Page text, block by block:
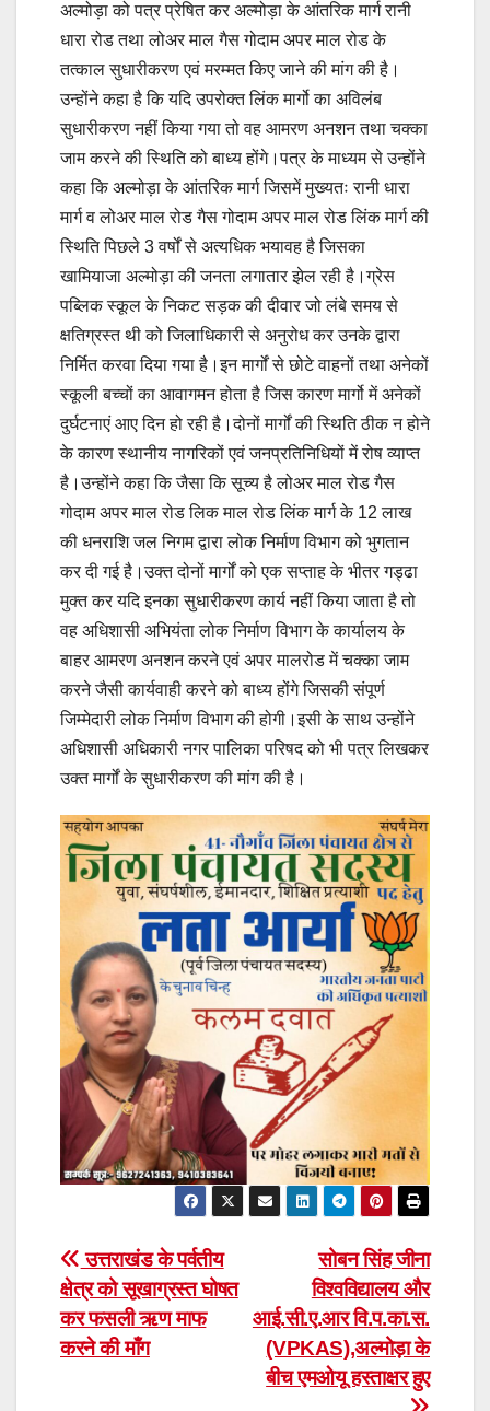
अल्मोड़ा को पत्र प्रेषित कर अल्मोड़ा के आंतरिक मार्ग रानी
धारा रोड तथा लोअर माल गैस गोदाम अपर माल रोड के
तत्काल सुधारीकरण एवं मरम्मत किए जाने की मांग की है।
उन्होंने कहा है कि यदि उपरोक्त लिंक मार्गो का अविलंब
सुधारीकरण नहीं किया गया तो वह आमरण अनशन तथा चक्का
जाम करने की स्थिति को बाध्य होंगे।पत्र के माध्यम से उन्होंने
कहा कि अल्मोड़ा के आंतरिक मार्ग जिसमें मुख्यतः रानी धारा
मार्ग व लोअर माल रोड गैस गोदाम अपर माल रोड लिंक मार्ग की
स्थिति पिछले 3 वर्षों से अत्यधिक भयावह है जिसका
खामियाजा अल्मोड़ा की जनता लगातार झेल रही है।ग्रेस
पब्लिक स्कूल के निकट सड़क की दीवार जो लंबे समय से
क्षतिग्रस्त थी को जिलाधिकारी से अनुरोध कर उनके द्वारा
निर्मित करवा दिया गया है।इन मार्गों से छोटे वाहनों तथा अनेकों
स्कूली बच्चों का आवागमन होता है जिस कारण मार्गो में अनेकों
दुर्घटनाएं आए दिन हो रही है।दोनों मार्गों की स्थिति ठीक न होने
के कारण स्थानीय नागरिकों एवं जनप्रतिनिधियों में रोष व्याप्त
है।उन्होंने कहा कि जैसा कि सूच्य है लोअर माल रोड गैस
गोदाम अपर माल रोड लिक माल रोड लिंक मार्ग के 12 लाख
की धनराशि जल निगम द्वारा लोक निर्माण विभाग को भुगतान
कर दी गई है।उक्त दोनों मार्गों को एक सप्ताह के भीतर गड्ढा
मुक्त कर यदि इनका सुधारीकरण कार्य नहीं किया जाता है तो
वह अधिशासी अभियंता लोक निर्माण विभाग के कार्यालय के
बाहर आमरण अनशन करने एवं अपर मालरोड में चक्का जाम
करने जैसी कार्यवाही करने को बाध्य होंगे जिसकी संपूर्ण
जिम्मेदारी लोक निर्माण विभाग की होगी।इसी के साथ उन्होंने
अधिशासी अधिकारी नगर पालिका परिषद को भी पत्र लिखकर
उक्त मार्गों के सुधारीकरण की मांग की है।
Post
navigation
सोबन सिंह जीना
विश्वविद्यालय और
आई.सी.ए.आर वि.प.का.स.
(VPKAS),अल्मोड़ा के
बीच एमओयू हस्ताक्षर हुए
उत्तराखंड के पर्वतीय
क्षेत्र को सूखाग्रस्त घोषत
कर फसली ऋण माफ
करने की माँग